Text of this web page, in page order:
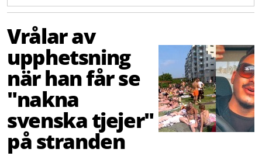
Vrålar av
upphetsning
när han får se
"nakna
svenska tjejer"
på stranden